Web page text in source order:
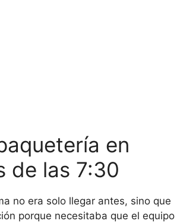
en
de las 7:30
no era solo llegar antes, sino que
porque necesitaba que el equipo